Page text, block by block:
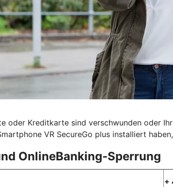
oder Kreditkarte sind verschwunden oder
VR SecureGo plus installiert
OnlineBanking-Sperrung
+